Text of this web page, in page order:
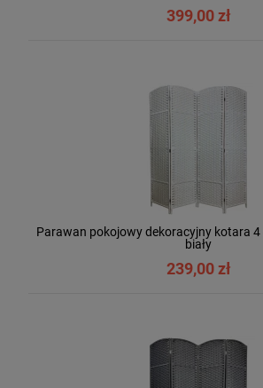
399,00 zł
Parawan pokojowy dekoracyjny kotara 4
biały
239,00 zł